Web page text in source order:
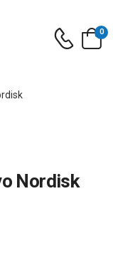
0
Nordisk